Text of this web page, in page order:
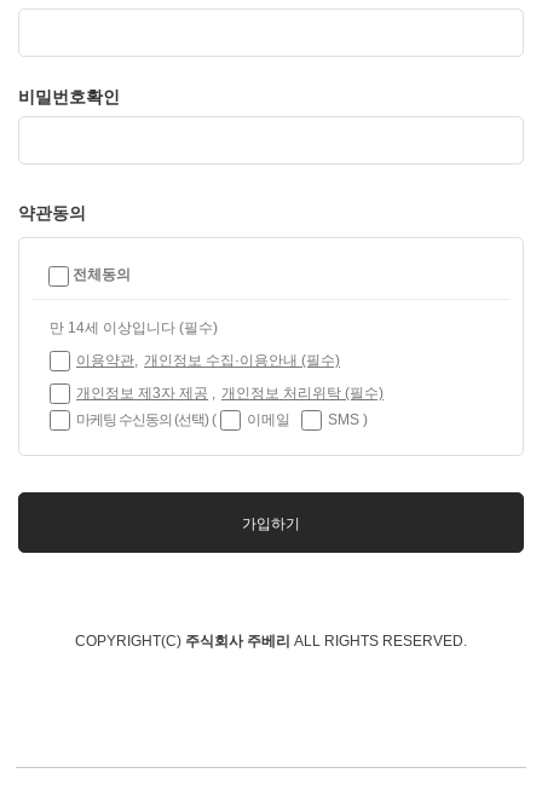
비밀번호확인
약관동의
전체동의
만 14세 이상입니다 (필수)
이용약관 개인정보 수집·이용안내 (필수)
개인정보 제3자 제공
개인정보 처리위탁 (필수)
마케팅 수신동의 (선택) ( 이메일 SMS )
가입하기
COPYRIGHT(C) 주식회사 주베리 ALL RIGHTS RESERVED.